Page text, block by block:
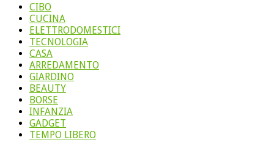
CIBO
CUCINA
ELETTRODOMESTICI
TECNOLOGIA
CASA
ARREDAMENTO
GIARDINO
BEAUTY
BORSE
INFANZIA
GADGET
TEMPO LIBERO